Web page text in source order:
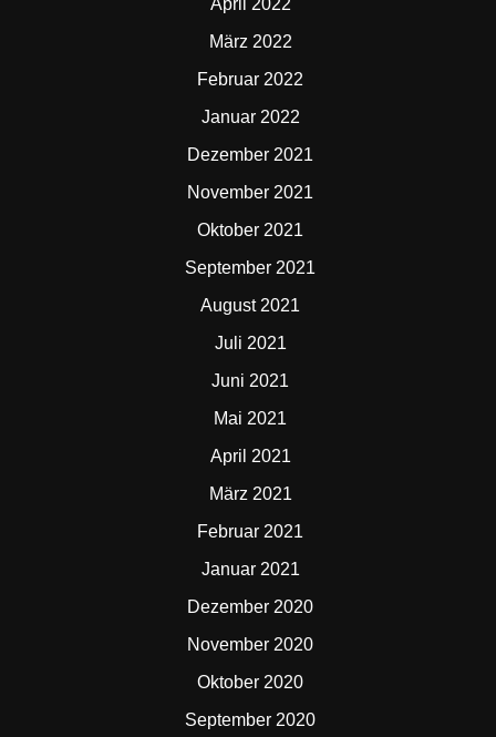
März 2022
Februar 2022
Januar 2022
Dezember 2021
November 2021
Oktober 2021
September 2021
August 2021
Juli 2021
Juni 2021
Mai 2021
April 2021
März 2021
Februar 2021
Januar 2021
Dezember 2020
November 2020
Oktober 2020
September 2020